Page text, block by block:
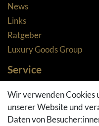
News
Links
Ratgeber
Luxury Goods Group
Service
Zahlungsarten
Versandarten & -kosten
Widerrufsrecht
Wir verwenden Cookies
unserer Website und
Daten von